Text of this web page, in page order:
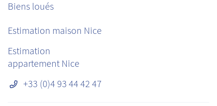
Biens loués
Estimation maison Nice
Estimation
appartement Nice
+33 (0)4 93 44 42 47